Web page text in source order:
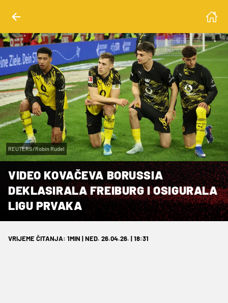
REUTERS/Robin Rudel
VIDEO KOVAČEVA BORUSSIA
DEKLASIRALA FREIBURG I OSIGURALA
LIGU PRVAKA
VRIJEME ČITANJA: 1MIN | NED. 26.04.26. | 18:31